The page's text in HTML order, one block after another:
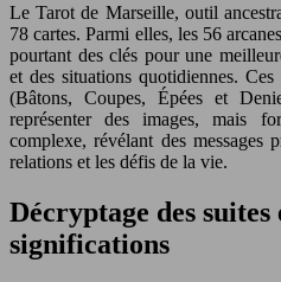
Le Tarot de Marseille, outil
78 cartes. Parmi elles, les 56
pourtant des clés pour une
et des situations quotidiennes.
(Bâtons, Coupes, Épées et
représenter des images, mais
complexe, révélant des messages
relations et les défis de la vie.
Décryptage des suites
significations